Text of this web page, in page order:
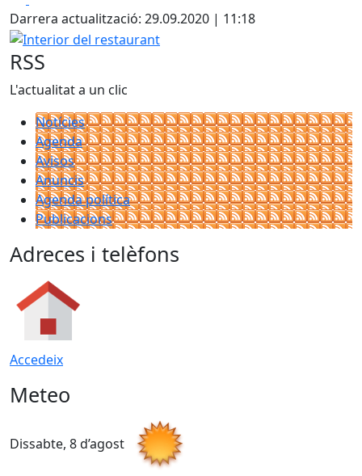
+
−
Darrera actualització: 29.09.2020 | 11:18
Interior del restaurant
RSS
L'actualitat a un clic
Notícies
Agenda
Avisos
Anuncis
Agenda política
Publicacions
Adreces i telèfons
Accedeix
Meteo
Dissabte, 8 d’agost